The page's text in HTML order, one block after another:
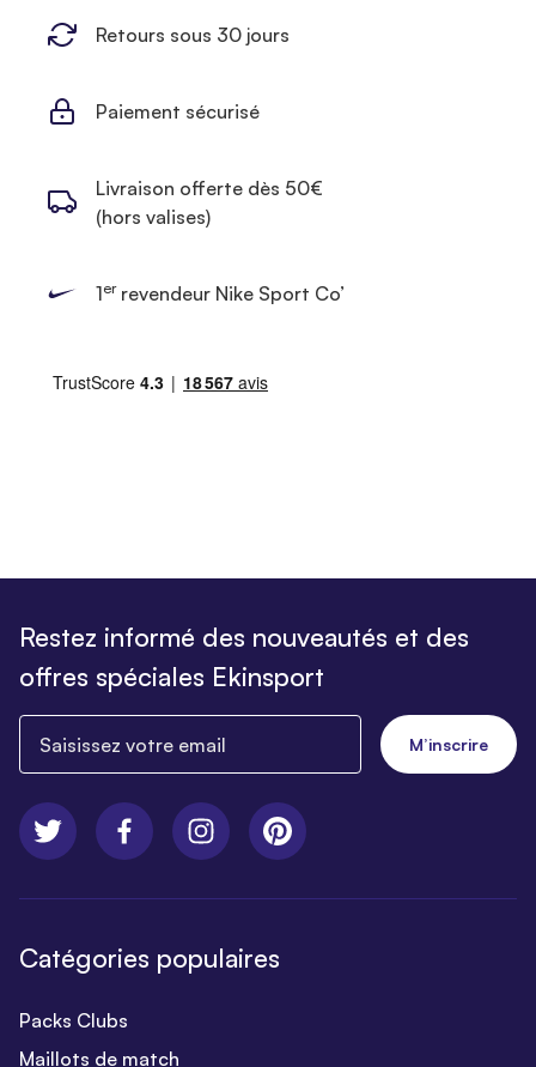
Retours sous 30 jours
Paiement sécurisé
Livraison offerte dès 50€
(hors valises)
1errevendeur Nike Sport Co’
Restez informé des nouveautés et des
offres spéciales Ekinsport
M’inscrire
Catégories populaires
Packs Clubs
Maillots de match